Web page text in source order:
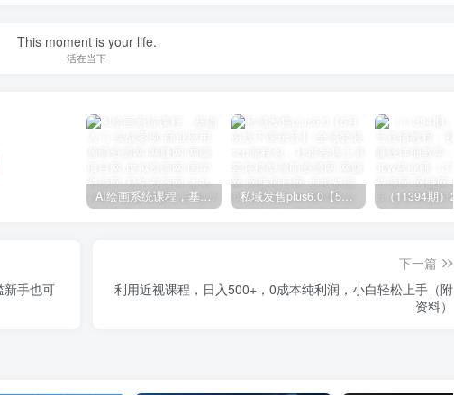
This moment is your life.
活在当下
AI绘画系统课程，基础入门-实战案例-商业应用 私域发售plus6.0【5月份线下课录音】/全域套装sop流程包，社群发售工具套装模型
新手也可
下一篇
利用近视课程，日入500+，0成本纯利润，小白轻松上手（附
资料）